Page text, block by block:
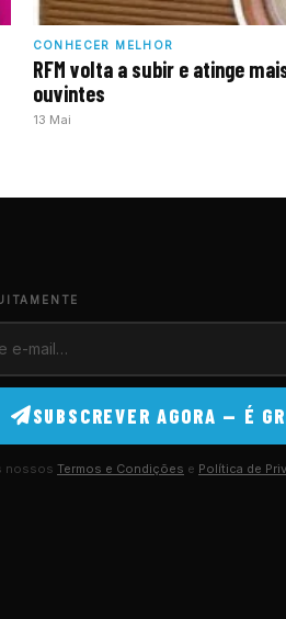
CONHECER MELHOR
RFM volta a subir e atinge
ouvintes
13 Mai
SUBSCREVER AGORA — É
nossos Termos e Condições e Política de